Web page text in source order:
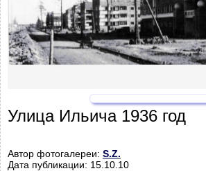
Улица Ильича 1936 год
Автор фотогалереи: S.Z.
Дата публикации: 15.10.10